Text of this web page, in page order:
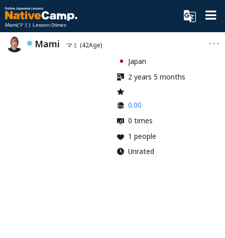
Mami(マミ) Lesson:0times
Mami マミ (42Age)
Japan
2 years 5 months
0.00
0 times
1 people
Unrated